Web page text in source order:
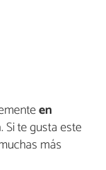
en
te gusta este
más